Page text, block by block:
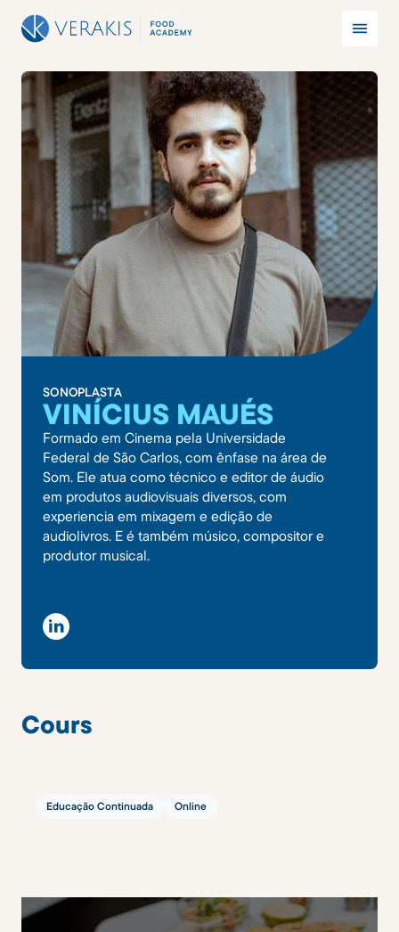
SONOPLASTA
VINÍCIUS MAUÉS
Formado em Cinema pela Universidade
Federal de São Carlos, com ênfase na área de
Som. Ele atua como técnico e editor de áudio
em produtos audiovisuais diversos, com
experiencia em mixagem e edição de
audiolivros. E é também músico, compositor e
produtor musical.
Cours
Educação Continuada Online